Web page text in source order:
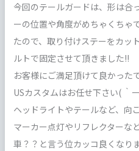
今回のテールガードは、形は合
ーの位置や角度がめちゃくちゃ
たので、取り付けステーをカッ
ルトで固定させて頂きました!!
お客様にご満足頂けて良かっ
USカスタムはお任せ下さい( ｀
ヘッドライトやテールなど、向
マーカー点灯やリフレクターな
車？？と言う位カッコ良くなり